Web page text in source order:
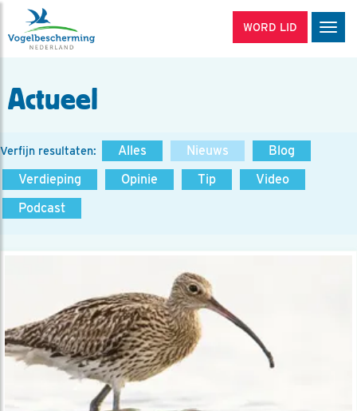
WORD LID
Actueel
Verfijn resultaten: Alles Nieuws
Blog
Verdieping
Opinie Tip
Video
Podcast